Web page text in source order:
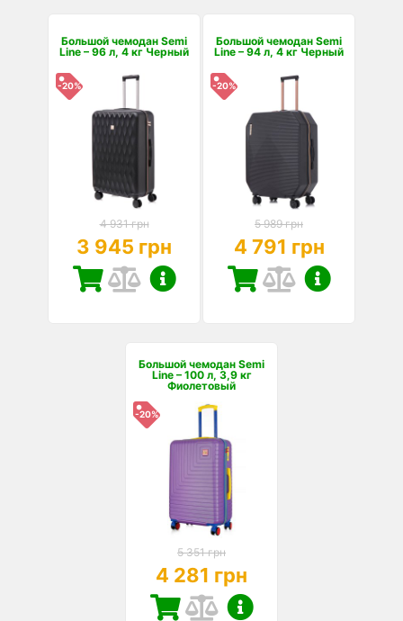
Большой чемодан Semi
Line – 96 л, 4 кг Черный
-20%
4 931 грн
3 945 грн
Большой чемодан Semi
Line – 94 л, 4 кг Черный
-20%
5 989 грн
4 791 грн
Большой чемодан Semi
Line – 100 л, 3,9 кг
Фиолетовый
-20%
5 351 грн
4 281 грн